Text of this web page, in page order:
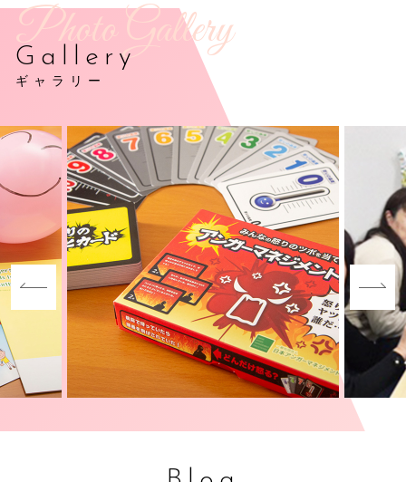
Photo Gallery
Gallery
ギャラリー